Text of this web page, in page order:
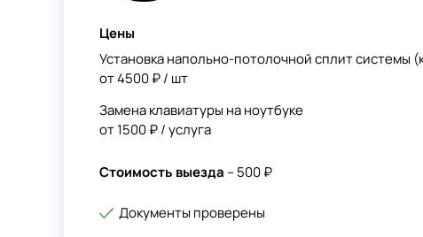
Цены
Установка напольно-потолочной сплит системы
от 4500 ₽ / шт
Замена клавиатуры на ноутбуке
от 1500 ₽ / услуга
Стоимость выезда – 500 ₽
Документы проверены